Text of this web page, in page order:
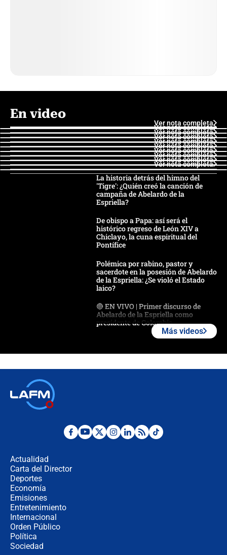
En video
Ver nota completa
Ver nota completa
Ver nota completa
Ver nota completa
Ver nota completa
Ver nota completa
Ver nota completa
Ver nota completa
Ver nota completa
Ver nota completa
La historia detrás del himno del
'Tigre': ¿Quién creó la canción de
campaña de Abelardo de la
Espriella?
De obispo a Papa: así será el
histórico regreso de León XIV a
Chiclayo, la cuna espiritual del
Pontífice
Polémica por rabino, pastor y
sacerdote en la posesión de Abelardo
de la Espriella: ¿Se violó el Estado
laico?
🔴 EN VIVO | Primer discurso de
Abelardo de la Espriella como
presidente de Colombia
Desde dermatitis hasta infecciones:
Más videos
Actualidad
Carta del Director
Deportes
Economía
Emisiones
Entretenimiento
Internacional
Orden Público
Política
Sociedad